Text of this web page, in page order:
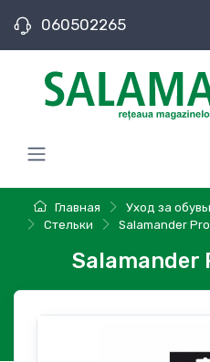
060502265
Главная Уход за
Стельки
Salamander
Salamander